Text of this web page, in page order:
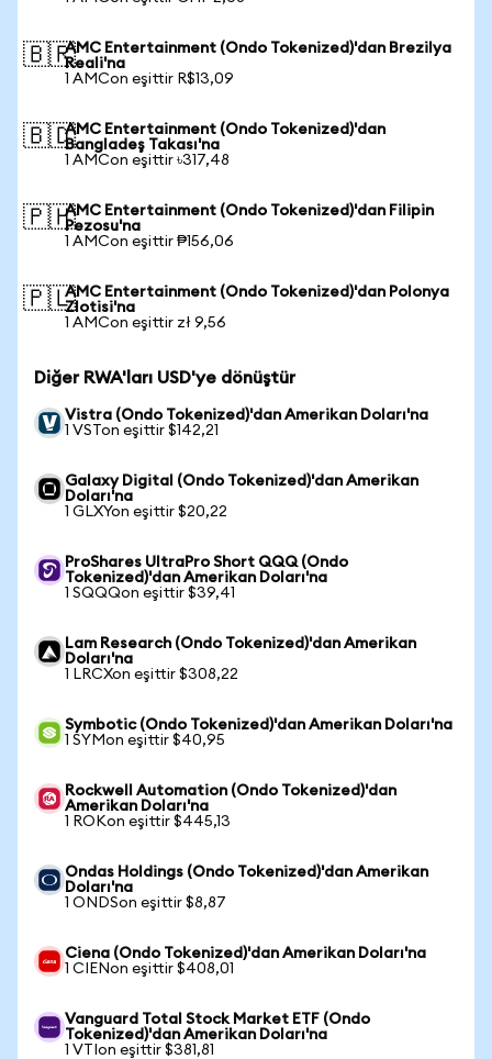
🇧🇷AMC Entertainment (Ondo Tokenized)'dan Brezilya
Reali'na
1 AMCon eşittir R$13,09
🇧🇩AMC Entertainment (Ondo Tokenized)'dan
Bangladeş Takası'na
1 AMCon eşittir ৳317,48
🇵🇭AMC Entertainment (Ondo Tokenized)'dan Filipin
Pezosu'na
1 AMCon eşittir ₱156,06
🇵🇱AMC Entertainment (Ondo Tokenized)'dan Polonya
Zlotisi'na
1 AMCon eşittir zł 9,56
Diğer RWA'ları USD'ye dönüştür
Vistra (Ondo Tokenized)'dan Amerikan Doları'na
1 VSTon eşittir $142,21
Galaxy Digital (Ondo Tokenized)'dan Amerikan
Doları'na
1 GLXYon eşittir $20,22
ProShares UltraPro Short QQQ (Ondo
Tokenized)'dan Amerikan Doları'na
1 SQQQon eşittir $39,41
Lam Research (Ondo Tokenized)'dan Amerikan
Doları'na
1 LRCXon eşittir $308,22
Symbotic (Ondo Tokenized)'dan Amerikan Doları'na
1 SYMon eşittir $40,95
Rockwell Automation (Ondo Tokenized)'dan
Amerikan Doları'na
1 ROKon eşittir $445,13
Ondas Holdings (Ondo Tokenized)'dan Amerikan
Doları'na
1 ONDSon eşittir $8,87
Ciena (Ondo Tokenized)'dan Amerikan Doları'na
1 CIENon eşittir $408,01
Vanguard Total Stock Market ETF (Ondo
Tokenized)'dan Amerikan Doları'na
1 VTIon eşittir $381,81